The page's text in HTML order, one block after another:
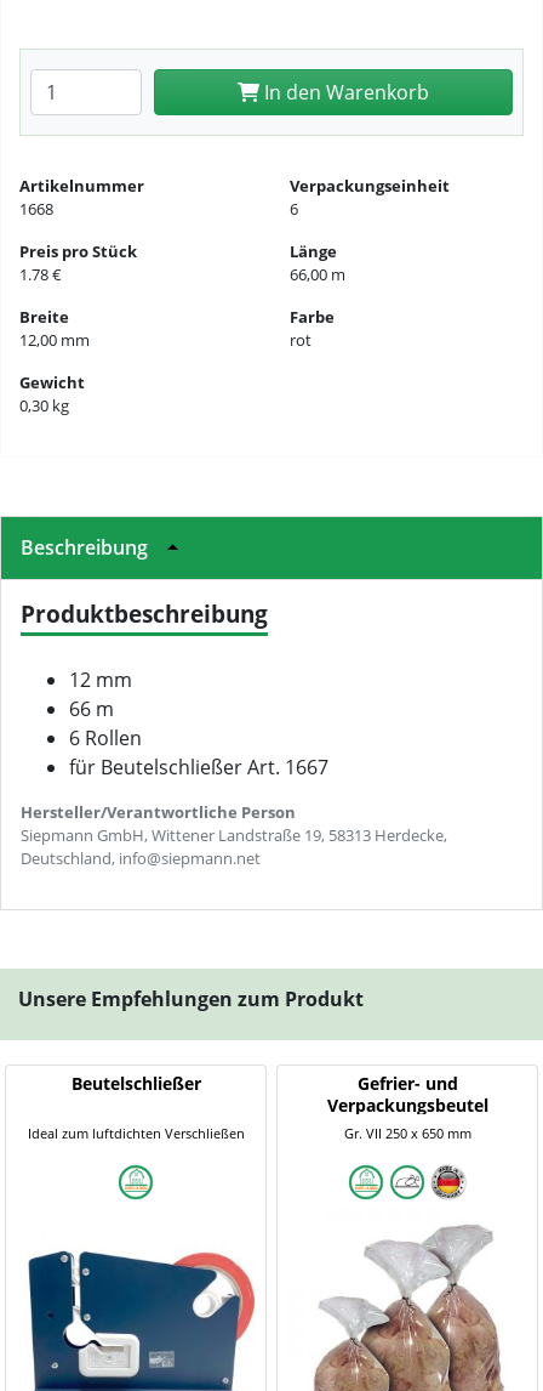
Anzahl eingeben In den Warenkorb
Artikelnummer
1668
Verpackungseinheit
6
Preis pro Stück
1.78 €
Länge
66,00 m
Breite
12,00 mm
Farbe
rot
Gewicht
0,30 kg
Beschreibung
Produktbeschreibung
12 mm
66 m
6 Rollen
für Beutelschließer Art. 1667
Hersteller/Verantwortliche Person
Siepmann GmbH, Wittener Landstraße 19, 58313 Herdecke,
Deutschland, info@siepmann.net
Unsere Empfehlungen zum Produkt
Beutelschließer
Ideal zum luftdichten Verschließen
Gefrier- und
Verpackungsbeutel
Gr. VII 250 x 650 mm